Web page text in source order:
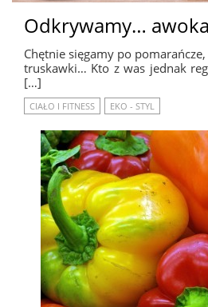
Odkrywamy…
Chętnie sięgamy po
truskawki… Kto z was jednak
[…]
CIAŁO I FITNESS EKO - STYL